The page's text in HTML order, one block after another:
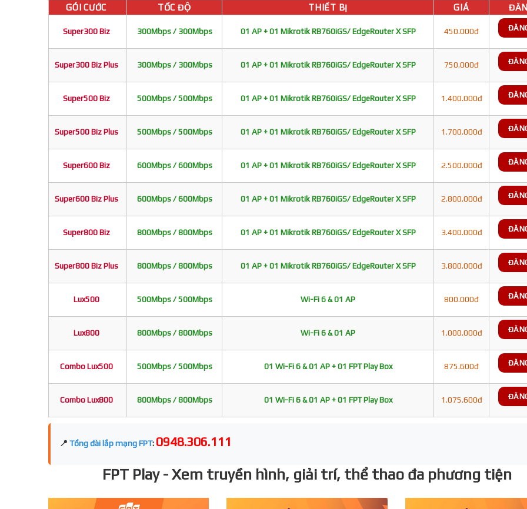
GÓI CƯỚC TỐC ĐỘ THIẾT BỊ GIÁ
Super300 Biz 300Mbps / 300Mbps 01 AP + 01 Mikrotik RB760iGS/ EdgeRouter X SFP 450.000đ
Super300 Biz Plus 300Mbps / 300Mbps 01 AP + 01 Mikrotik RB760iGS/ EdgeRouter X SFP 750.000đ
Super500 Biz 500Mbps / 500Mbps 01 AP + 01 Mikrotik RB760iGS/ EdgeRouter X SFP 1.400.000đ
Super500 Biz Plus 500Mbps / 500Mbps 01 AP + 01 Mikrotik RB760iGS/ EdgeRouter X SFP 1.700.000đ
Super600 Biz 600Mbps / 600Mbps 01 AP + 01 Mikrotik RB760iGS/ EdgeRouter X SFP 2.500.000đ
Super600 Biz Plus 600Mbps / 600Mbps 01 AP + 01 Mikrotik RB760iGS/ EdgeRouter X SFP 2.800.000đ
Super800 Biz 800Mbps / 800Mbps 01 AP + 01 Mikrotik RB760iGS/ EdgeRouter X SFP 3.400.000đ
Super800 Biz Plus 800Mbps / 800Mbps 01 AP + 01 Mikrotik RB760iGS/ EdgeRouter X SFP 3.800.000đ
Lux500 500Mbps / 500Mbps Wi-Fi 6 & 01 AP 800.000đ
Lux800 800Mbps / 800Mbps Wi-Fi 6 & 01 AP 1.000.000đ
Combo Lux500 500Mbps / 500Mbps 01 Wi-Fi 6 & 01 AP + 01 FPT Play Box 875.600đ
Combo Lux800 800Mbps / 800Mbps 01 Wi-Fi 6 & 01 AP + 01 FPT Play Box 1.075.600đ
📍 Tổng đài lắp mạng FPT: 0948.306.111
FPT Play - Xem truyền hình, giải trí, thể thao đa phương tiện